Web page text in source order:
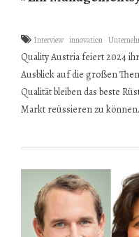
Interview innovation
Quality Austria feiert 2024
Ausblick auf die großen
Qualität bleiben das beste
Markt reüssieren zu können.